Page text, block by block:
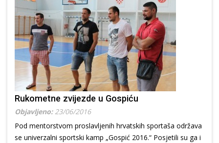
Rukometne zvijezde u Gospiću
Objavljeno: 23/06/2016
Pod mentorstvom proslavljenih hrvatskih sportaša održava
se univerzalni sportski kamp „Gospić 2016.“ Posjetili su ga i